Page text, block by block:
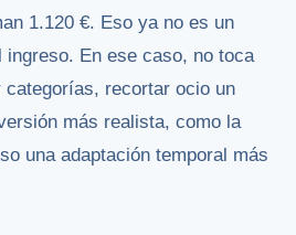
1.120 €. Eso ya no es un
ingreso. En ese caso, no toca
categorías, recortar ocio un
más realista, como la
una adaptación temporal más